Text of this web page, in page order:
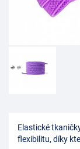
Elastické
flexibilitu, díky